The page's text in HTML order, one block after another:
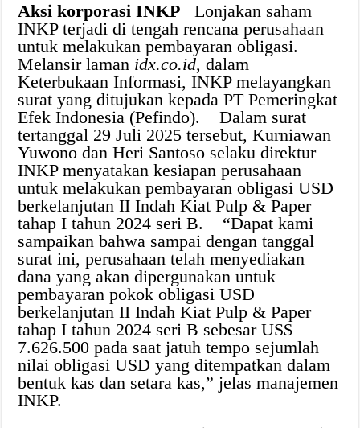
Aksi korporasi INKP Lonjakan saham
INKP terjadi di tengah rencana perusahaan
untuk melakukan pembayaran obligasi.
Melansir laman idx.co.id, dalam
Keterbukaan Informasi, INKP melayangkan
surat yang ditujukan kepada PT Pemeringkat
Efek Indonesia (Pefindo). Dalam surat
tertanggal 29 Juli 2025 tersebut, Kurniawan
Yuwono dan Heri Santoso selaku direktur
INKP menyatakan kesiapan perusahaan
untuk melakukan pembayaran obligasi USD
berkelanjutan II Indah Kiat Pulp & Paper
tahap I tahun 2024 seri B. “Dapat kami
sampaikan bahwa sampai dengan tanggal
surat ini, perusahaan telah menyediakan
dana yang akan dipergunakan untuk
pembayaran pokok obligasi USD
berkelanjutan II Indah Kiat Pulp & Paper
tahap I tahun 2024 seri B sebesar US$
7.626.500 pada saat jatuh tempo sejumlah
nilai obligasi USD yang ditempatkan dalam
bentuk kas dan setara kas,” jelas manajemen
INKP.